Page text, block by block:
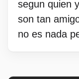
segun quien
son tan
no es nada